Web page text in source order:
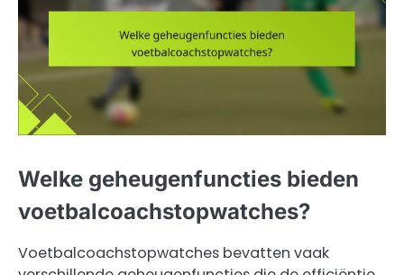
Welke geheugenfuncties bieden
voetbalcoachstopwatches?
Voetbalcoachstopwatches bevatten vaak